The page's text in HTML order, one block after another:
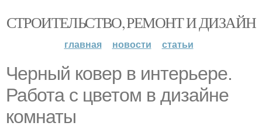
СТРОИТЕЛЬСТВО, РЕМОНТ И ДИЗАЙН
главная новости статьи
Черный ковер в интерьере.
Работа с цветом в дизайне
комнаты